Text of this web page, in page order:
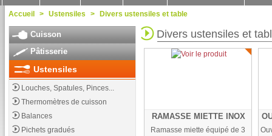
Accueil > Ustensiles > Divers ustensiles et table
Cuisson
Pâtisserie
Ustensiles
Louches, Spatules, Pinces...
Thermomètres de cuisson
Balances
Pichets gradués
Divers ustensiles et
RAMASSE MIETTE INOX
Ramasse miette équipé de 3